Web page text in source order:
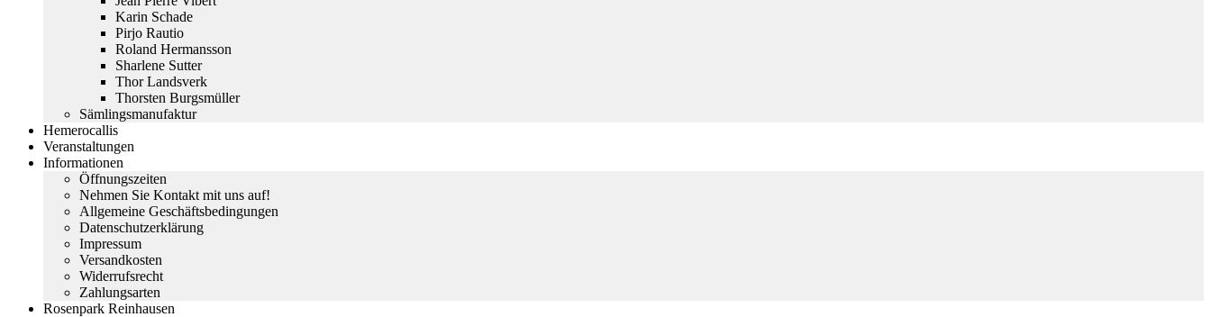
Karin Schade
Pirjo Rautio
Roland Hermansson
Sharlene Sutter
Thor Landsverk
Thorsten Burgsmüller
Sämlingsmanufaktur
Hemerocallis
Veranstaltungen
Informationen
Öffnungszeiten
Nehmen Sie Kontakt mit uns auf!
Allgemeine Geschäftsbedingungen
Datenschutzerklärung
Impressum
Versandkosten
Widerrufsrecht
Zahlungsarten
Rosenpark Reinhausen